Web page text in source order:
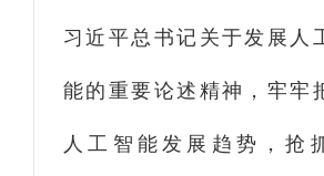
习近平总书记关于发展人
能的重要论述精神， 牢牢
人工智能发展趋势，抢